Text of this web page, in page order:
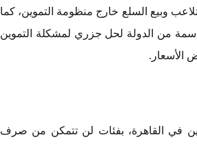
وبيع السلع خارج منظومة التموين، كما
من الدولة لحل جزري لمشكلة التموين
الأسعار.
في القاهرة، بفئات لن تتمكن من صرف